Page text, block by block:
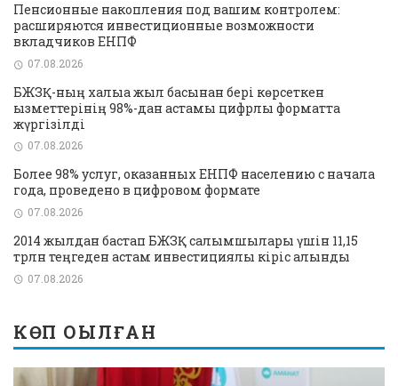
Пенсионные накопления под вашим контролем:
расширяются инвестиционные возможности
вкладчиков ЕНПФ
07.08.2026
БЖЗҚ-ның халыққа жыл басынан бері көрсеткен
қызметтерінің 98%-дан астамы цифрлық форматта
жүргізілді
07.08.2026
Более 98% услуг, оказанных ЕНПФ населению с начала
года, проведено в цифровом формате
07.08.2026
2014 жылдан бастап БЖЗҚ салымшылары үшін 11,15
трлн теңгеден астам инвестициялық кіріс алынды
07.08.2026
КӨП ОҚЫЛҒАН